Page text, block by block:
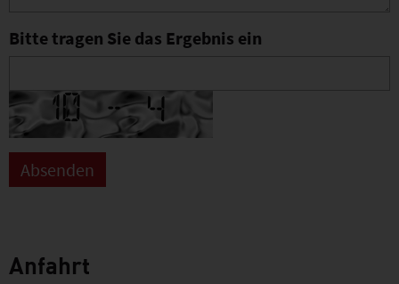
Bitte tragen Sie das Ergebnis ein
Anfahrt